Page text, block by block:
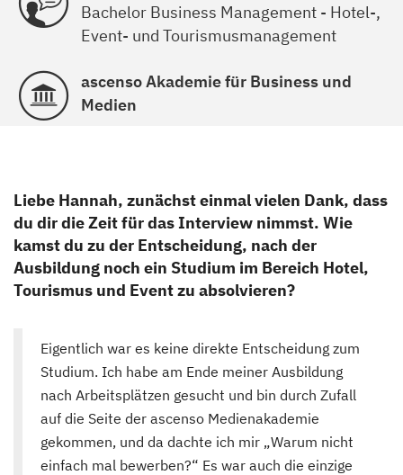
Bachelor Business Management - Hotel-,
Event- und Tourismusmanagement
ascenso Akademie für Business und
Medien
Liebe Hannah, zunächst einmal vielen Dank, dass
du dir die Zeit für das Interview nimmst. Wie
kamst du zu der Entscheidung, nach der
Ausbildung noch ein Studium im Bereich Hotel,
Tourismus und Event zu absolvieren?
Eigentlich war es keine direkte Entscheidung zum
Studium. Ich habe am Ende meiner Ausbildung
nach Arbeitsplätzen gesucht und bin durch Zufall
auf die Seite der ascenso Medienakademie
gekommen, und da dachte ich mir „Warum nicht
einfach mal bewerben?“ Es war auch die einzige